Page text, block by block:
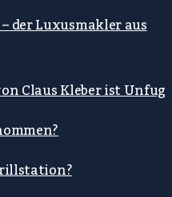
der Luxusmakler aus
Claus Kleber ist Unfug